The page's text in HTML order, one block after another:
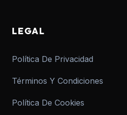
LEGAL
Política De Privacidad
Términos Y Condiciones
Política De Cookies